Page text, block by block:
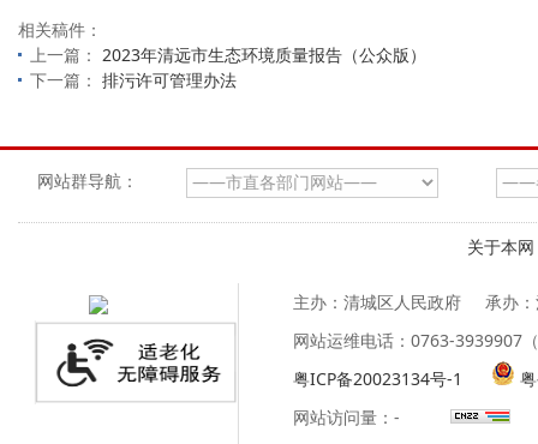
相关稿件：
上一篇： 2023年清远市生态环境质量报告（公众版）
下一篇： 排污许可管理办法
网站群导航：
关于本网
主办：清城区人民政府
承办
网站运维电话：0763-3939907
粤ICP备20023134号-1
网站访问量： -